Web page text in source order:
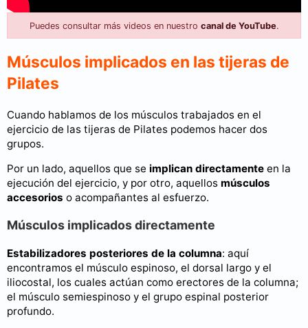
Puedes consultar más videos en nuestro canal de YouTube.
Músculos implicados en las tijeras de
Pilates
Cuando hablamos de los músculos trabajados en el
ejercicio de las tijeras de Pilates podemos hacer dos
grupos.
Por un lado, aquellos que se implican directamente en la
ejecución del ejercicio, y por otro, aquellos músculos
accesorios o acompañantes al esfuerzo.
Músculos implicados directamente
Estabilizadores posteriores de la columna: aquí
encontramos el músculo espinoso, el dorsal largo y el
iliocostal, los cuales actúan como erectores de la columna;
el músculo semiespinoso y el grupo espinal posterior
profundo.